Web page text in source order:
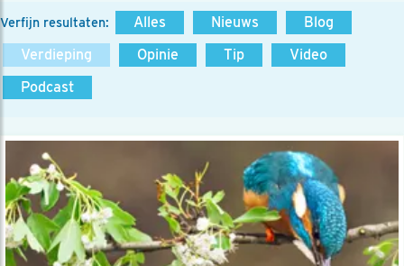
Verfijn resultaten: Alles Nieuws
Blog
Verdieping
Opinie Tip
Video
Podcast